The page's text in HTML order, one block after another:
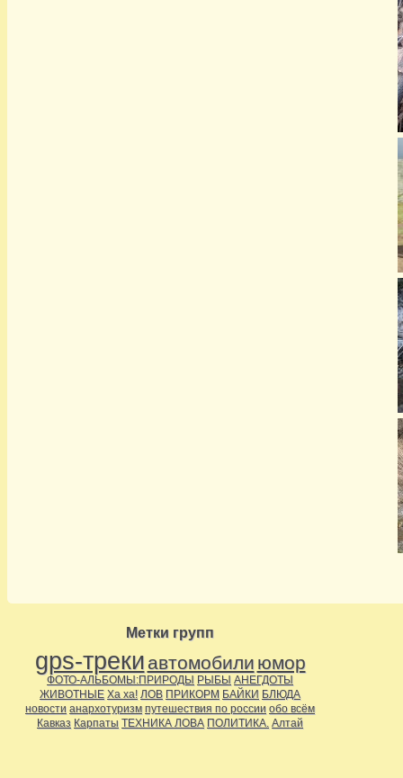
Метки групп
gps-треки автомобили юмор
ФОТО-АЛЬБОМЫ:ПРИРОДЫ РЫБЫ АНЕГДОТЫ
ЖИВОТНЫЕ Ха ха! ЛОВ ПРИКОРМ БАЙКИ БЛЮДА
новости анархотуризм путешествия по россии обо всём
Кавказ Карпаты ТЕХНИКА ЛОВА ПОЛИТИКА. Алтай